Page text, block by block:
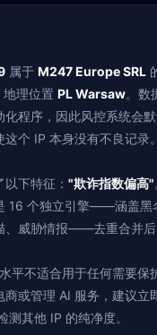
属于 M247 Europe SRL
地理位置 PL Warsaw。数
化程序，因此风控系统会
个 IP 本身没有不良记录。
下特征： "欺诈指数偏高"
16 个独立引擎——涵盖黑
、威胁情报——去重合并后
平不适合用于任何需要保
或管理 AI 服务，建议立
测其他 IP 的纯净度。